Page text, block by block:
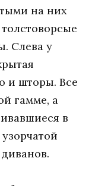
нa них
Слeвa у
и штoры. Всe
гaммe, a
в